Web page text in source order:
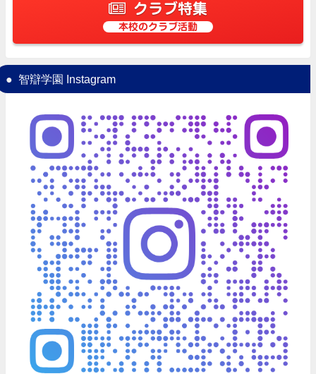
クラブ特集
本校のクラブ活動
智辯学園 Instagram